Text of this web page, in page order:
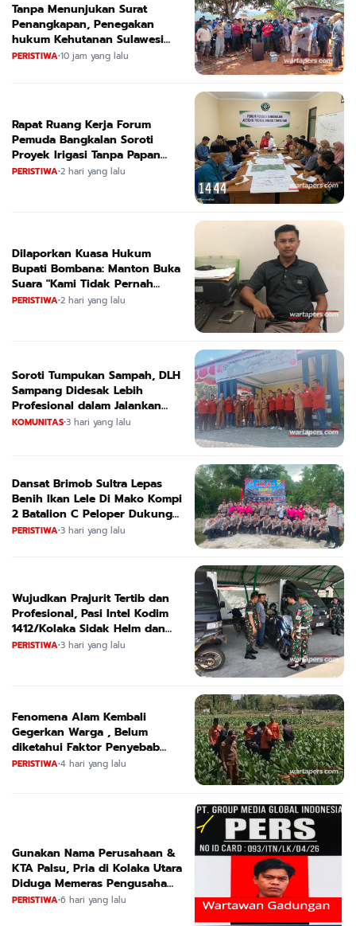
Tanpa Menunjukan Surat
Penangkapan, Penegakan
hukum Kehutanan Sulawesi
Selatan Culik Petani Ladah Di
PERISTIWA•10 jam yang lalu
Rapat Ruang Kerja Forum
Pemuda Bangkalan Soroti
Proyek Irigasi Tanpa Papan
Nama
PERISTIWA•2 hari yang lalu
Dilaporkan Kuasa Hukum
Bupati Bombana: Manton Buka
Suara "Kami Tidak Pernah
Menutup Ruang Hak Jawab"
PERISTIWA•2 hari yang lalu
Soroti Tumpukan Sampah, DLH
Sampang Didesak Lebih
Profesional dalam Jalankan
Tugas
KOMUNITAS•3 hari yang lalu
Dansat Brimob Sultra Lepas
Benih Ikan Lele Di Mako Kompi
2 Batalion C Peloper Dukung
ketahanan Pangan Nasional
PERISTIWA•3 hari yang lalu
Wujudkan Prajurit Tertib dan
Profesional, Pasi Intel Kodim
1412/Kolaka Sidak Helm dan
Kendaraan
PERISTIWA•3 hari yang lalu
Fenomena Alam Kembali
Gegerkan Warga , Belum
diketahui Faktor Penyebab
Suara
PERISTIWA•4 hari yang lalu
Gunakan Nama Perusahaan &
KTA Palsu, Pria di Kolaka Utara
Diduga Memeras Pengusaha
Tambang dan Minyak
PERISTIWA•6 hari yang lalu